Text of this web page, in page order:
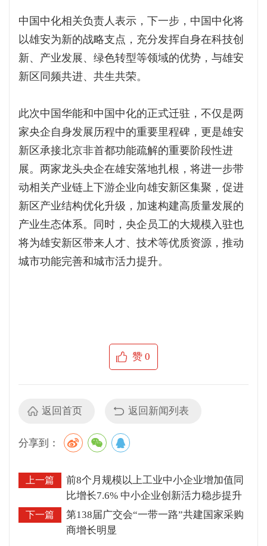
中国中化相关负责人表示，下一步，中国中化将
以雄安为新的战略支点，充分发挥自身在科技创
新、产业发展、绿色转型等领域的优势，与雄安
新区同频共进、共生共荣。
此次中国华能和中国中化的正式迁驻，不仅是两
家央企自身发展历程中的重要里程碑，更是雄安
新区承接北京非首都功能疏解的重要阶段性进
展。两家龙头央企在雄安落地扎根，将进一步带
动相关产业链上下游企业向雄安新区集聚，促进
新区产业结构优化升级，加速构建高质量发展的
产业生态体系。同时，央企员工的大规模入驻也
将为雄安新区带来人才、技术等优质资源，推动
城市功能完善和城市活力提升。
赞0
返回首页 返回新闻列表
分享到：
上一篇
前8个月规模以上工业中小企业增加值同
比增长7.6% 中小企业创新活力稳步提升
下一篇
第138届广交会“一带一路”共建国家采购
商增长明显